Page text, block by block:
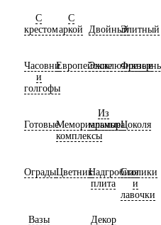
С
крестом
С
аркой
ДвойныйЭлитный
Часовни
и
голгофы
ЕвропейскиеЭксклюзивные
ГотовыеМемориальные
комплексы
Из
мрамораЦоколя
ОградыЦветникНадгробная
плита
Столики
и
лавочки
Вазы
Декор